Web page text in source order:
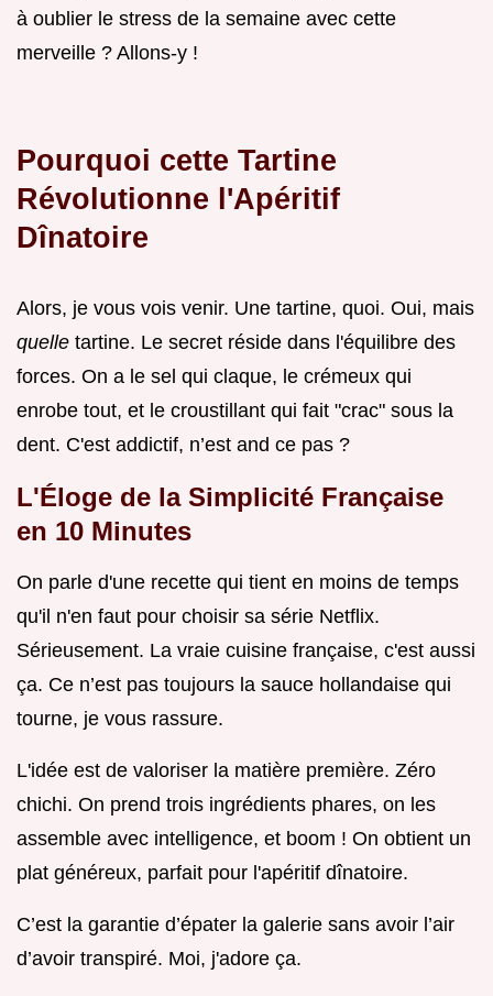
à oublier le stress de la semaine avec cette
merveille ? Allons-y !
Pourquoi cette Tartine
Révolutionne l'Apéritif
Dînatoire
Alors, je vous vois venir. Une tartine, quoi. Oui, mais
quelle tartine. Le secret réside dans l'équilibre des
forces. On a le sel qui claque, le crémeux qui
enrobe tout, et le croustillant qui fait "crac" sous la
dent. C'est addictif, n’est and ce pas ?
L'Éloge de la Simplicité Française
en 10 Minutes
On parle d'une recette qui tient en moins de temps
qu'il n'en faut pour choisir sa série Netflix.
Sérieusement. La vraie cuisine française, c'est aussi
ça. Ce n’est pas toujours la sauce hollandaise qui
tourne, je vous rassure.
L'idée est de valoriser la matière première. Zéro
chichi. On prend trois ingrédients phares, on les
assemble avec intelligence, et boom ! On obtient un
plat généreux, parfait pour l'apéritif dînatoire.
C’est la garantie d’épater la galerie sans avoir l’air
d’avoir transpiré. Moi, j'adore ça.